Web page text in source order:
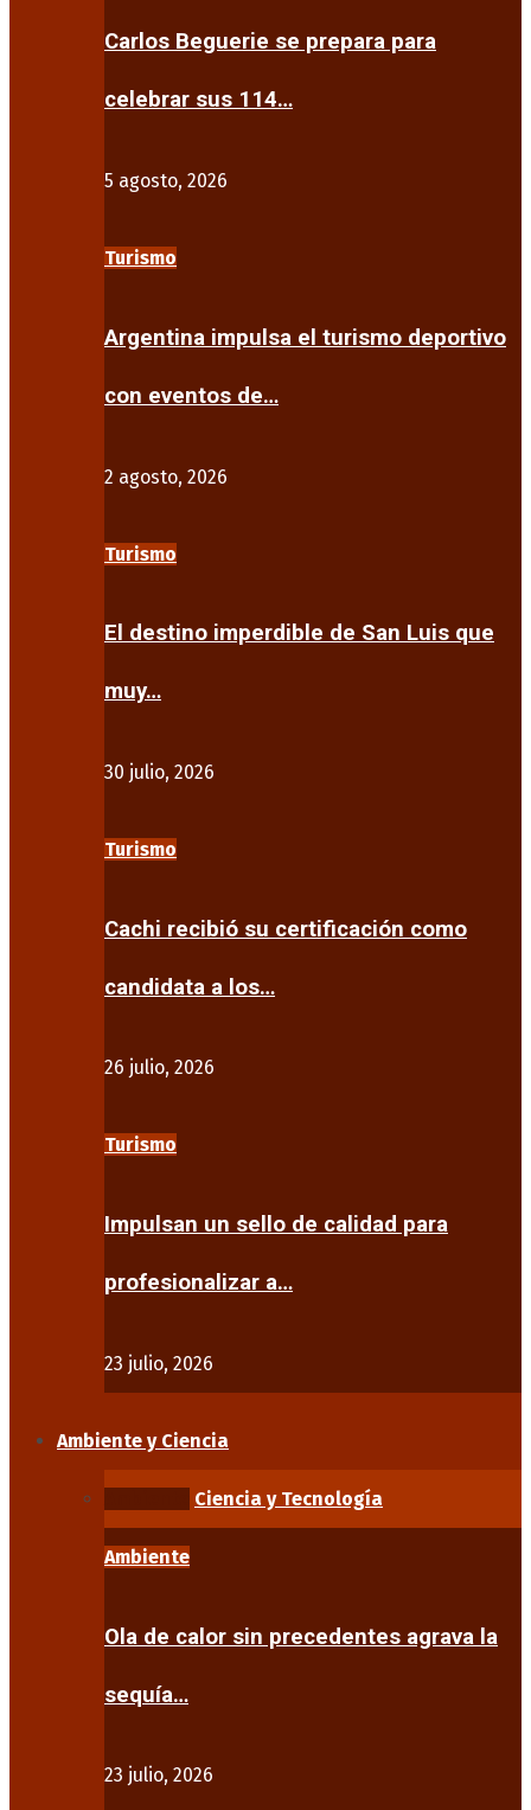
Carlos Beguerie se prepara para
celebrar sus 114…
5 agosto, 2026
Turismo
Argentina impulsa el turismo deportivo
con eventos de…
2 agosto, 2026
Turismo
El destino imperdible de San Luis que
muy…
30 julio, 2026
Turismo
Cachi recibió su certificación como
candidata a los…
26 julio, 2026
Turismo
Impulsan un sello de calidad para
profesionalizar a…
23 julio, 2026
Ambiente y Ciencia
Ciencia y Tecnología
Ambiente
Ola de calor sin precedentes agrava la
sequía…
23 julio, 2026